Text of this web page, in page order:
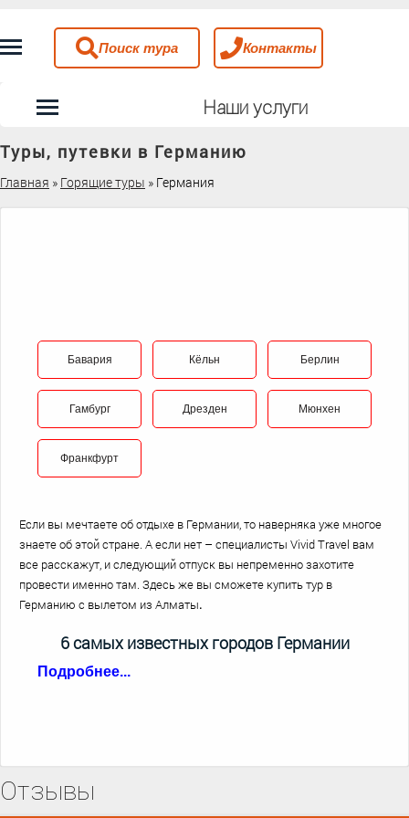
Поиск тура Контакты
Наши услуги
Туры, путевки в Германию
Главная » Горящие туры » Германия
Бавария Кёльн Берлин
Гамбург Дрезден Мюнхен
Франкфурт
Если вы мечтаете об отдыхе в Германии, то наверняка уже многое
знаете об этой стране. А если нет – специалисты Vivid Travel вам
все расскажут, и следующий отпуск вы непременно захотите
провести именно там. Здесь же вы сможете купить тур в
Германию с вылетом из Алматы.
6 самых известных городов Германии
Подробнее...
Мюнхен является столицей Баварии и местом проведения
Октоберфеста, традиционного пивного праздника, известного своей
Отзывы